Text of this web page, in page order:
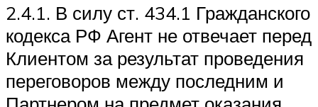
2.4.1. В силу ст. 434.1 Гражданского
кодекса РФ Агент не отвечает перед
Клиентом за результат проведения
переговоров между последним и